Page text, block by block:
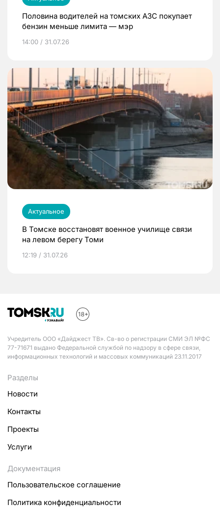
Половина водителей на томских АЗС покупает
бензин меньше лимита — мэр
14:00 / 31.07.26
Актуальное
В Томске восстановят военное училище связи
на левом берегу Томи
12:19 / 31.07.26
Учредитель ООО «Дайджест ТВ». Св-во о регистрации СМИ ЭЛ №ФС
77-71671 выдано Федеральной службой по надзору в сфере связи,
информационных технологий и массовых коммуникаций 23.11.2017
Разделы
Новости
Контакты
Проекты
Услуги
Документация
Пользовательское соглашение
Политика конфиденциальности